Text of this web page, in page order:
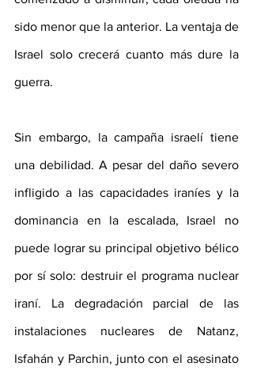
sido menor que la anterior. La ventaja de
Israel solo crecerá cuanto más dure la
guerra.
Sin embargo, la campaña israelí tiene
una debilidad. A pesar del daño severo
infligido a las capacidades iraníes y la
dominancia en la escalada, Israel no
puede lograr su principal objetivo bélico
por sí solo: destruir el programa nuclear
iraní. La degradación parcial de las
instalaciones nucleares de Natanz,
Isfahán y Parchin, junto con el asesinato